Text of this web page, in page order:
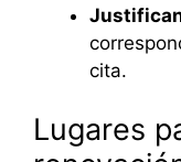
cita.
Lugares